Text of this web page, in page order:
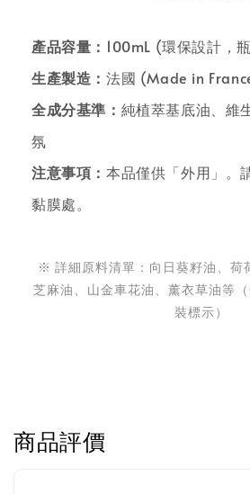
產品容量： 100mL (環保設計，
生產製造： 法國 (Made in
全成分基準： 純植萃基底油、維
氛
注意事項： 本品僅供「外用」。
黏膜處。
※ 詳細原料清單：向日葵籽油、荷
芝麻油、山金車花油、薰衣草油等
裝標示）
商品評價